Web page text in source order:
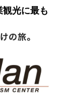
観光に最も